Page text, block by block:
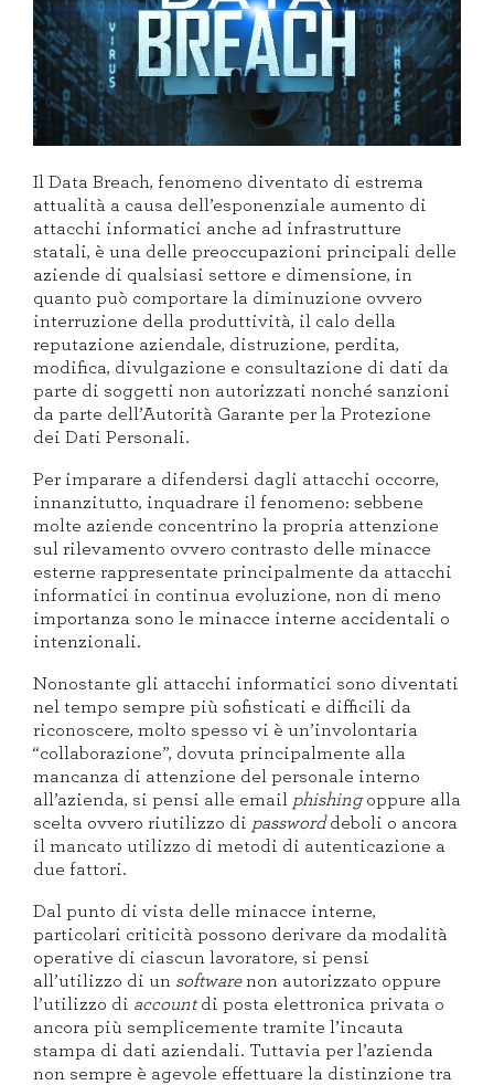
Il Data Breach, fenomeno diventato di estrema
attualità a causa dell’esponenziale aumento di
attacchi informatici anche ad infrastrutture
statali, è una delle preoccupazioni principali delle
aziende di qualsiasi settore e dimensione, in
quanto può comportare la diminuzione ovvero
interruzione della produttività, il calo della
reputazione aziendale, distruzione, perdita,
modifica, divulgazione e consultazione di dati da
parte di soggetti non autorizzati nonché sanzioni
da parte dell’Autorità Garante per la Protezione
dei Dati Personali.
Per imparare a difendersi dagli attacchi occorre,
innanzitutto, inquadrare il fenomeno: sebbene
molte aziende concentrino la propria attenzione
sul rilevamento ovvero contrasto delle minacce
esterne rappresentate principalmente da attacchi
informatici in continua evoluzione, non di meno
importanza sono le minacce interne accidentali o
intenzionali.
Nonostante gli attacchi informatici sono diventati
nel tempo sempre più sofisticati e difficili da
riconoscere, molto spesso vi è un’involontaria
“collaborazione”, dovuta principalmente alla
mancanza di attenzione del personale interno
all’azienda, si pensi alle email phishingoppure alla
scelta ovvero riutilizzo di passworddeboli o ancora
il mancato utilizzo di metodi di autenticazione a
due fattori.
Dal punto di vista delle minacce interne,
particolari criticità possono derivare da modalità
operative di ciascun lavoratore, si pensi
all’utilizzo di un softwarenon autorizzato oppure
l’utilizzo di accountdi posta elettronica privata o
ancora più semplicemente tramite l’incauta
stampa di dati aziendali. Tuttavia per l’azienda
non sempre è agevole effettuare la distinzione tra